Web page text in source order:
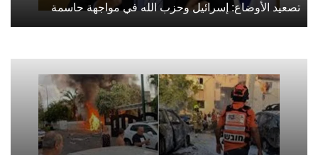
تصعيد الأوضاع: إسرائيل وحزب الله في مواجهة حاسمة